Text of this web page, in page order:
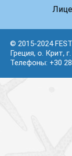
© 2015-2024
Греция, о. Крит,
Телефоны: +30